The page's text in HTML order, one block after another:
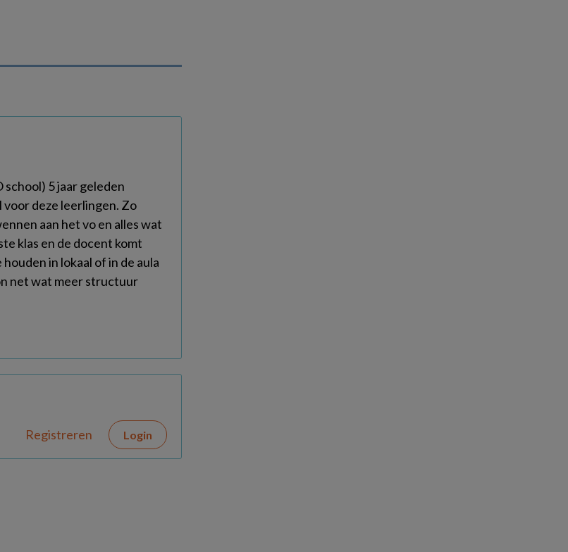
school) 5 jaar geleden
voor deze leerlingen. Zo
aan het vo en alles wat
klas en de docent komt
in lokaal of in de aula
net wat meer structuur
Registreren Login